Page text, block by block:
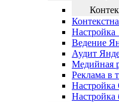
Ведение
Аудит
Медийная
Реклама в
Настройка
Настройка